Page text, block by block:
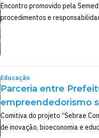
Encontro promovido pela
procedimentos e
Educação
Parceria entre
empreendedorismo
Comitiva do projeto “Sebrae
de inovação, bioeconomia e